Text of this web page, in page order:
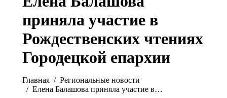
приняла участие в
Рождественских чтениях
Городецкой епархии
Главная
Pегиональные новости
Елена Балашова приняла участие в…